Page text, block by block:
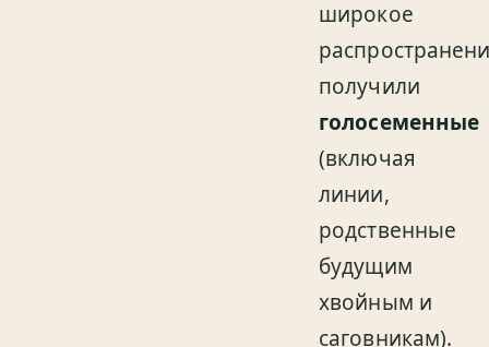
широкое
получили
голосеменные
(включая
линии,
родственные
будущим
хвойным и
саговникам).